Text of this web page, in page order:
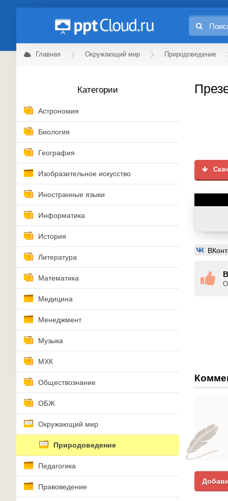
Главная Окружающий мир Природоведение
Категории
Астрономия
Биология
География
Изобразительное искусство
Иностранные языки
Информатика
История
Литература
Математика
Медицина
Менеджмент
Музыка
МХК
Обществознание
ОБЖ
Окружающий мир
Природоведение
Педагогика
Правоведение